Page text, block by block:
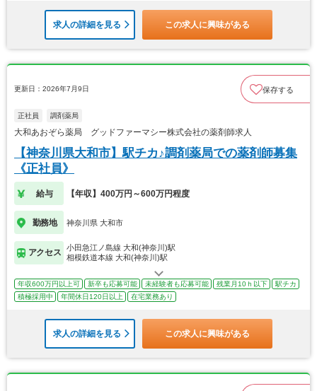
求人の詳細を見る この求人に興味がある
更新日：2026年7月9日 保存する
正社員 調剤薬局
大和あおぞら薬局 グッドファーマシー株式会社の薬剤師求人
【神奈川県大和市】駅チカ♪調剤薬局での薬剤師募集
《正社員》
給与 【年収】400万円～600万円程度
勤務地 神奈川県 大和市
アクセス
小田急江ノ島線 大和(神奈川)駅
相模鉄道本線 大和(神奈川)駅
年収600万円以上可 新卒も応募可能 未経験者も応募可能 残業月10ｈ以下
駅チカ
積極採用中
年間休日120日以上 在宅業務あり
求人の詳細を見る この求人に興味がある